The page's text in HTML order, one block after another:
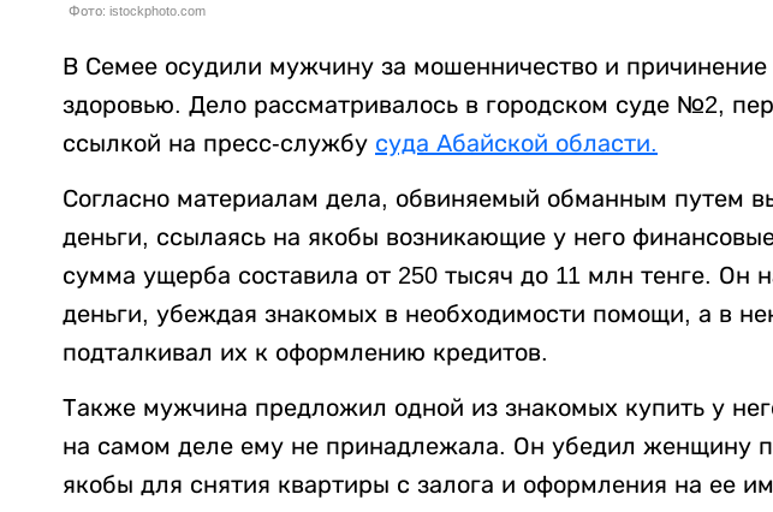
Фото: istockphoto.com
В Семее осудили мужчину за мошенничество и причинение
здоровью. Дело рассматривалось в городском суде №2,
ссылкой на пресс-службу суда Абайской области.
Согласно материалам дела, обвиняемый обманным путем
деньги, ссылаясь на якобы возникающие у него
сумма ущерба составила от 250 тысяч до 11 млн тенге. Он
деньги, убеждая знакомых в необходимости помощи, а в
подталкивал их к оформлению кредитов.
Также мужчина предложил одной из знакомых купить у
на самом деле ему не принадлежала. Он убедил женщину
якобы для снятия квартиры с залога и оформления на ее